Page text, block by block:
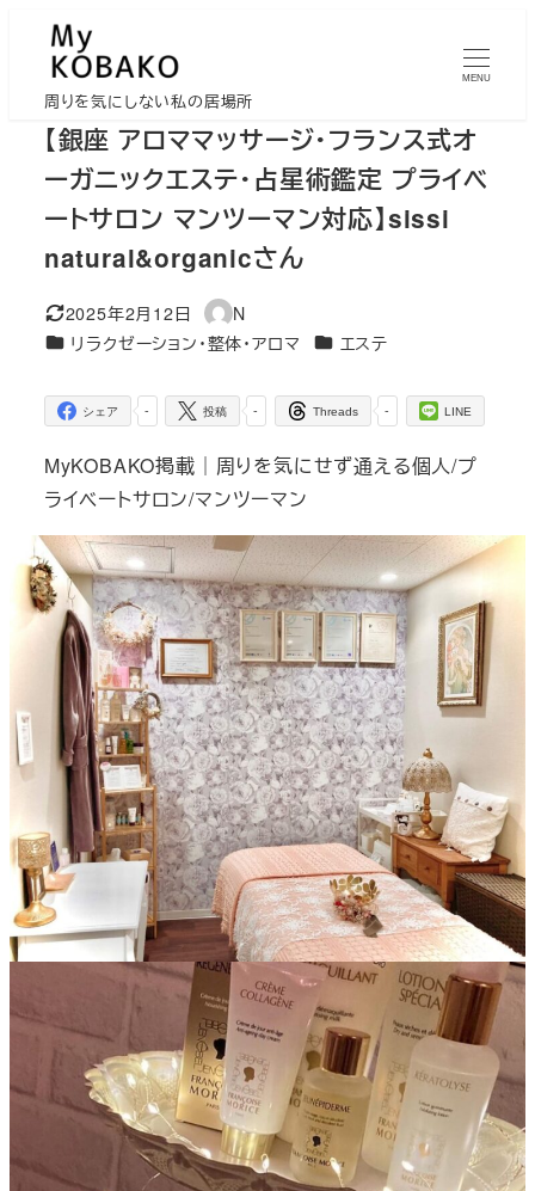
周りを気にしない私の居場所
MENU
【銀座 アロママッサージ・フランス式オ
ーガニックエステ・占星術鑑定 プライベ
ートサロン マンツーマン対応】sissi
natural&organicさん
更新日
2025年2月12日
著
者
N
カテゴリー
リラクゼーション・整体・アロマ カテゴリー
エステ
-
シェア -
投稿 -
Threads LINE
MyKOBAKO掲載｜周りを気にせず通える個人/プ
ライベートサロン/マンツーマン